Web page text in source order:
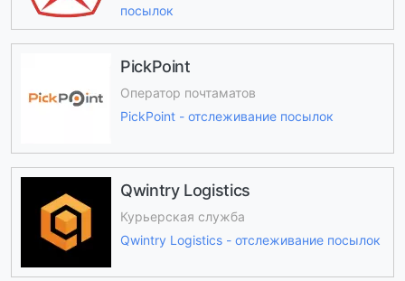
посылок
PickPoint
Оператор почтаматов
PickPoint - отслеживание посылок
Qwintry Logistics
Курьерская служба
Qwintry Logistics - отслеживание посылок